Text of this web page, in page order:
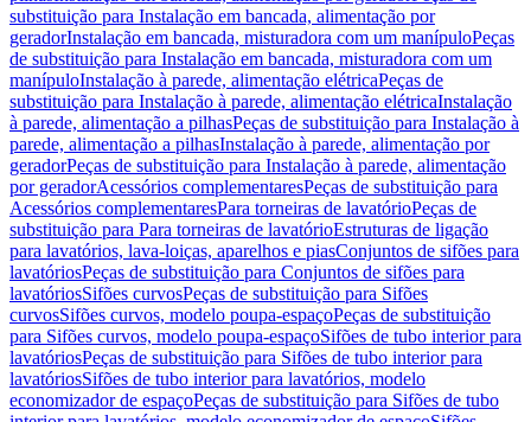
substituição para Instalação em bancada, alimentação por
geradorInstalação em bancada, misturadora com um manípuloPeças
de substituição para Instalação em bancada, misturadora com um
manípuloInstalação à parede, alimentação elétricaPeças de
substituição para Instalação à parede, alimentação elétricaInstalação
à parede, alimentação a pilhasPeças de substituição para Instalação à
parede, alimentação a pilhasInstalação à parede, alimentação por
geradorPeças de substituição para Instalação à parede, alimentação
por geradorAcessórios complementaresPeças de substituição para
Acessórios complementaresPara torneiras de lavatórioPeças de
substituição para Para torneiras de lavatórioEstruturas de ligação
para lavatórios, lava-loiças, aparelhos e piasConjuntos de sifões para
lavatóriosPeças de substituição para Conjuntos de sifões para
lavatóriosSifões curvosPeças de substituição para Sifões
curvosSifões curvos, modelo poupa-espaçoPeças de substituição
para Sifões curvos, modelo poupa-espaçoSifões de tubo interior para
lavatóriosPeças de substituição para Sifões de tubo interior para
lavatóriosSifões de tubo interior para lavatórios, modelo
economizador de espaçoPeças de substituição para Sifões de tubo